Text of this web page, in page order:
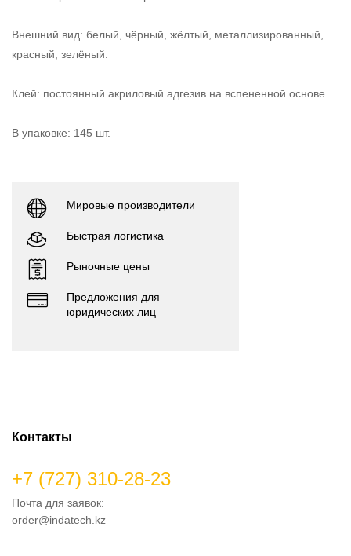
Внешний вид: белый, чёрный, жёлтый, металлизированный,
красный, зелёный.
Клей: постоянный акриловый адгезив на вспененной основе.
В упаковке: 145 шт.
Мировые производители
Быстрая логистика
Рыночные цены
Предложения для
юридических лиц
Контакты
+7 (727) 310-28-23
Почта для заявок:
order@indatech.kz